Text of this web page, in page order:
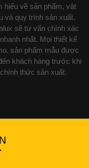
hiểu về sản phẩm, vật
và quy trình sản xuất,
sẽ tư vấn chính xác
nhất. Mọi thiết kế
sản phẩm mẫu được
khách hàng trước khi
chính thức sản xuất.